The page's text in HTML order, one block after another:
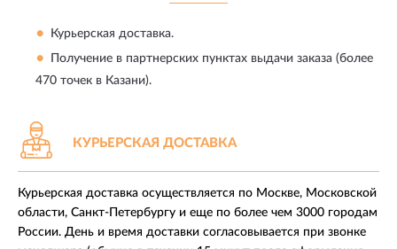
Курьерская доставка.
Получение в партнерских пунктах выдачи заказа (более
470 точек в Казани).
КУРЬЕРСКАЯ ДОСТАВКА
Курьерская доставка осуществляется по Москве, Московской
области, Санкт-Петербургу и еще по более чем 3000 городам
России. День и время доставки согласовывается при звонке